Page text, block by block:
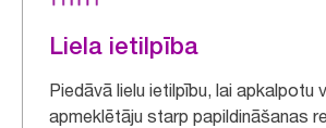
Liela ietilpība
Piedāvā lielu ietilpību, lai apkalpotu
apmeklētāju starp papildināšanas